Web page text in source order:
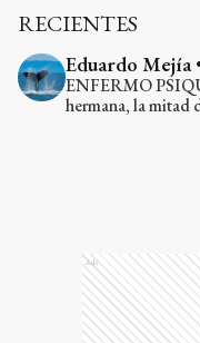
RECIENTES
Eduardo Mejía
ENFERMO
hermana, la mitad
Ads